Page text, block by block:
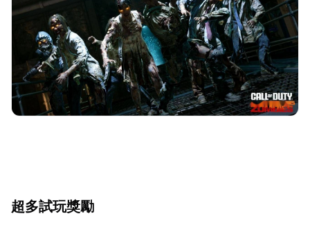
超多試玩獎勵